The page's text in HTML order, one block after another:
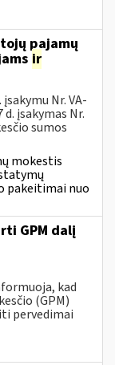
pajamų
ir
Nr. VA-
įsakymas Nr.
sumos
mokestis
pakeitimai nuo
GPM dalį
kad
(GPM)
pervedimai